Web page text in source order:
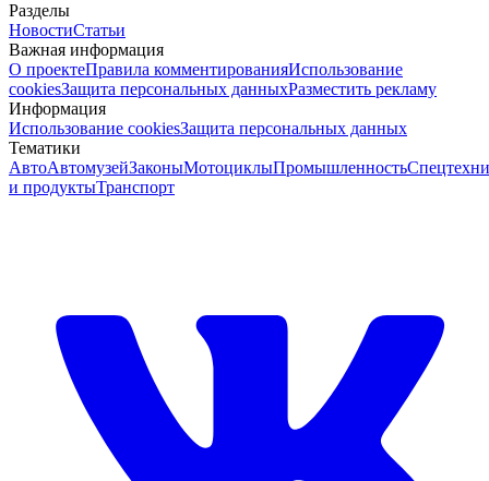
Разделы
НовостиСтатьи
Важная информация
О проектеПравила комментированияИспользование
cookiesЗащита персональных данныхРазместить рекламу
Информация
Использование cookiesЗащита персональных данных
Тематики
АвтоАвтомузейЗаконыМотоциклыПромышленность
и продуктыТранспорт